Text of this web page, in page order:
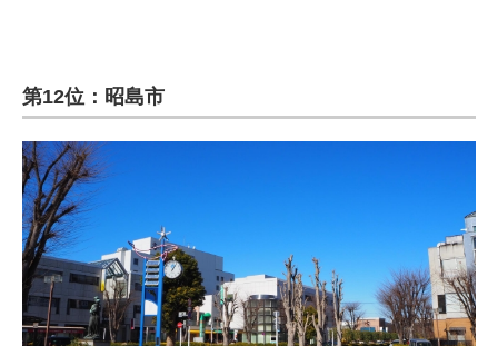
エネルギーの専門メディア
ちょっと気になるネットの話題
第12位：昭島市